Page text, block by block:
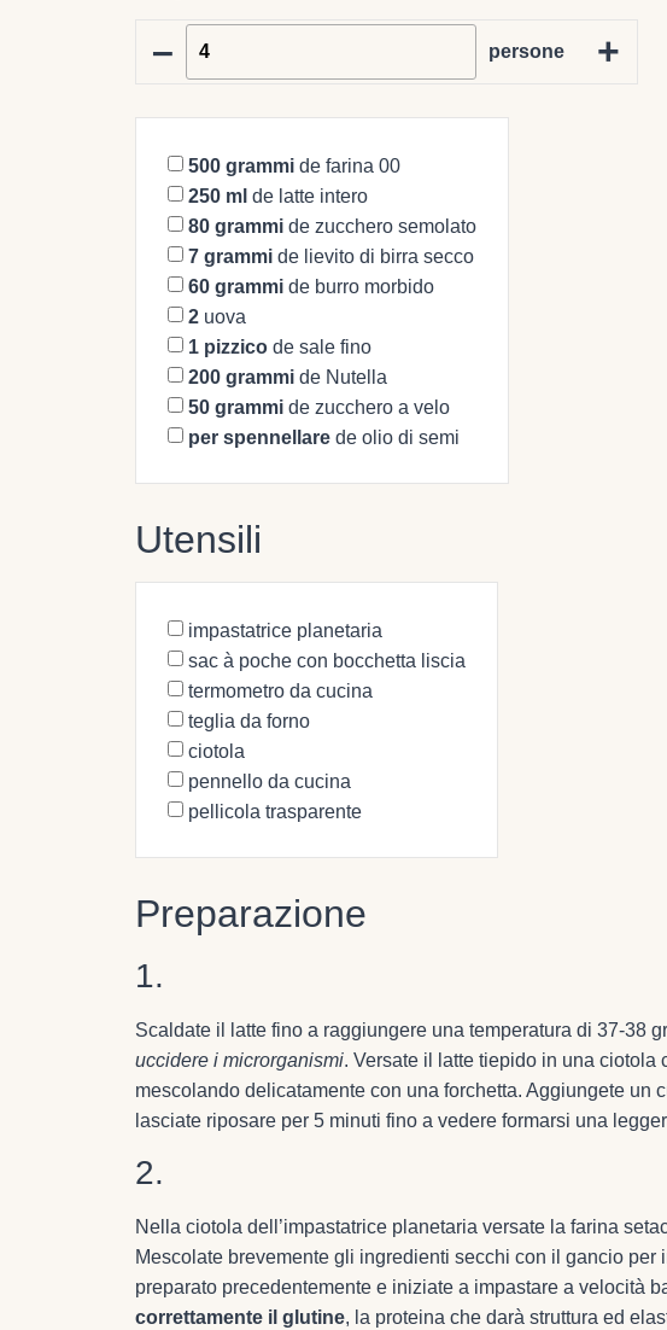
–
persone +
500 grammi de farina 00
250 ml de latte intero
80 grammi de zucchero semolato
7 grammi de lievito di birra secco
60 grammi de burro morbido
2 uova
1 pizzico de sale fino
200 grammi de Nutella
50 grammi de zucchero a velo
per spennellare de olio di semi
Utensili
impastatrice planetaria
sac à poche con bocchetta liscia
termometro da cucina
teglia da forno
ciotola
pennello da cucina
pellicola trasparente
Preparazione
1.
Scaldate il latte fino a raggiungere una temperatura di 37-38
uccidere i microrganismi. Versate il latte tiepido in una
mescolando delicatamente con una forchetta. Aggiungete un
lasciate riposare per 5 minuti fino a vedere formarsi una
2.
Nella ciotola dell’impastatrice planetaria versate la farina
Mescolate brevemente gli ingredienti secchi con il gancio
preparato precedentemente e iniziate a impastare a velocità
correttamente il glutine, la proteina che darà struttura ed